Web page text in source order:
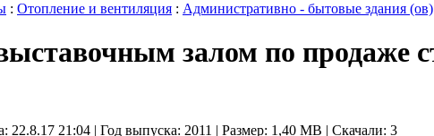
: Отопление и вентиляция : Административно - бытовые здания (ов)
залом по продаже
22.8.17 21:04 | Год выпуска: 2011 | Размер: 1,40 MB | Скачали: 3